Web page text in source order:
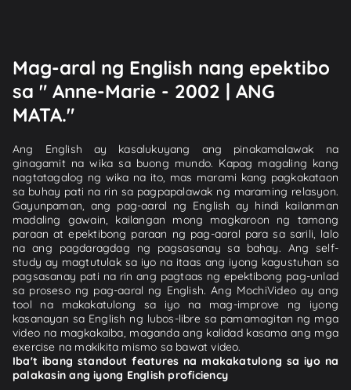
Mag-aral ng English nang epektibo
sa " Anne-Marie - 2002 | ANG
MATA."
Ang English ay kasalukuyang ang pinakamalawak na
ginagamit na wika sa buong mundo. Kapag magaling kang
nagtatagalog ng wika na ito, mas marami kang pagkakataon
sa buhay pati na rin sa pagpapalawak ng maraming relasyon.
Gayunpaman, ang pag-aaral ng English ay hindi kailanman
madaling gawain, kailangan mong magkaroon ng tamang
paraan at epektibong paraan ng pag-aaral para sa sarili, lalo
na ang pagdaragdag ng pagsasanay sa bahay. Ang self-
study ay magtutulak sa iyo na itaas ang iyong kagustuhan sa
pagsasanay pati na rin ang pagtaas ng epektibong pag-unlad
sa proseso ng pag-aaral ng English. Ang MochiVideo ay ang
tool na makakatulong sa iyo na mag-improve ng iyong
kasanayan sa English ng lubos-libre sa pamamagitan ng mga
video na magkakaiba, maganda ang kalidad kasama ang mga
exercise na makikita mismo sa bawat video.
Iba't ibang standout features na makakatulong sa iyo na
palakasin ang iyong English proficiency